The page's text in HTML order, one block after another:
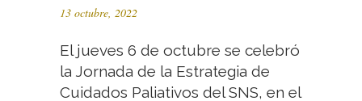
13 octubre, 2022
El jueves 6 de octubre se celebró
la Jornada de la Estrategia de
Cuidados Paliativos del SNS, en el